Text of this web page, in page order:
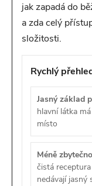
jak zapadá do
a zda celý
složitosti.
Rychlý
Jasný základ
hlavní látka
místo
Méně
čistá
nedávají jasný